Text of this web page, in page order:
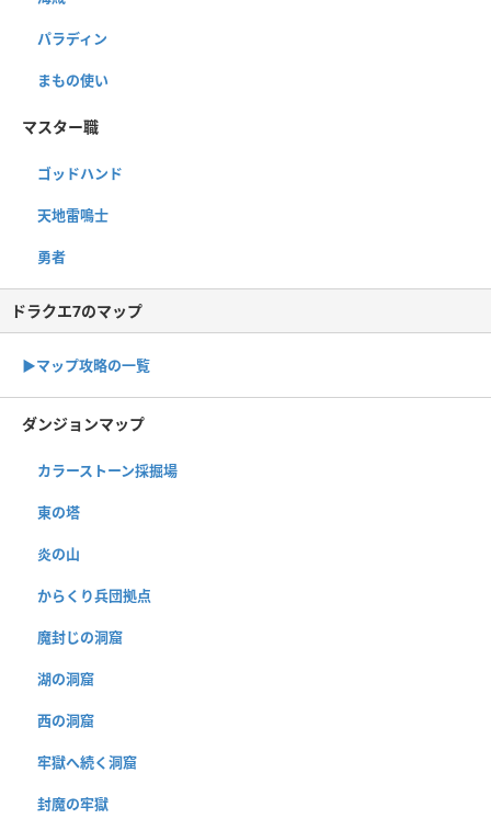
パラディン
まもの使い
マスター職
ゴッドハンド
天地雷鳴士
勇者
ドラクエ7のマップ
▶︎マップ攻略の一覧
ダンジョンマップ
カラーストーン採掘場
東の塔
炎の山
からくり兵団拠点
魔封じの洞窟
湖の洞窟
西の洞窟
牢獄へ続く洞窟
封魔の牢獄